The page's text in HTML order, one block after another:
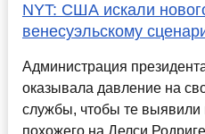
NYT: США искали
венесуэльскому
Администрация
оказывала давление на
службы, чтобы те выявили